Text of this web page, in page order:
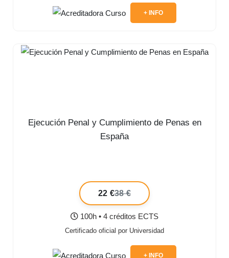
+ INFO
Ejecución Penal y Cumplimiento de Penas en
España
22 €38 €
100h • 4 créditos ECTS
Certificado oficial por Universidad
+ INFO